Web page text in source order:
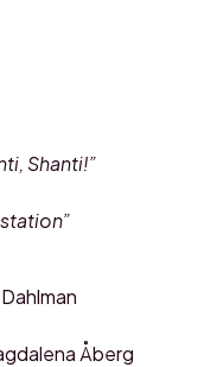
Shanti!”
Åberg